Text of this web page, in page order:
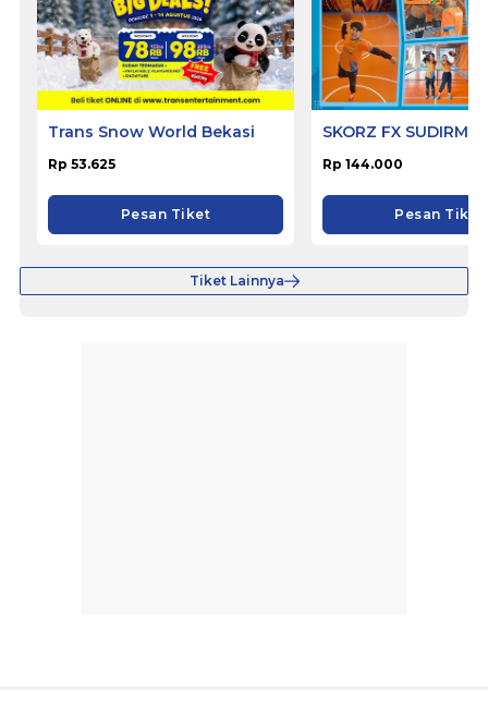
Trans Snow World Bekasi
Rp 53.625
Pesan Tiket
SKORZ FX
Rp 144.000
Pesan Tiket
Tiket Lainnya